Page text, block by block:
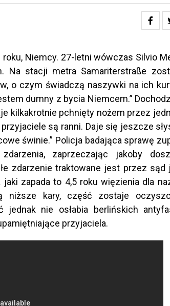
Niemcy. 27-letni wówczas Silvio
Na stacji metra Samariterstraße
, o czym świadczą naszywki na ich
dumny z bycia Niemcem.”
kilkakrotnie pchnięty nożem przez
są ranni. Daje się jeszcze
świnie.” Policja badająca sprawę
zaprzeczając jakoby
zdarzenie traktowane jest przez sąd
zapada to 4,5 roku więzienia dla
niższe kary, część zostaje
jednak nie osłabia berlińskich
przyjaciela.